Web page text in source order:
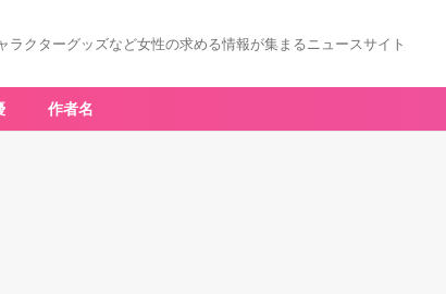
ラクターグッズなど女性の求める情報が集まるニュースサイト
作者名